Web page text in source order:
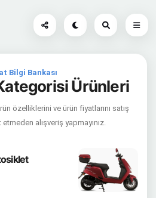
Bilgi Bankası
Ürünleri
özelliklerini ve ürün fiyatlarını satış
alışveriş yapmayınız.